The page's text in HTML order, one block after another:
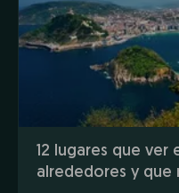
12 lugares que ver
alrededores y